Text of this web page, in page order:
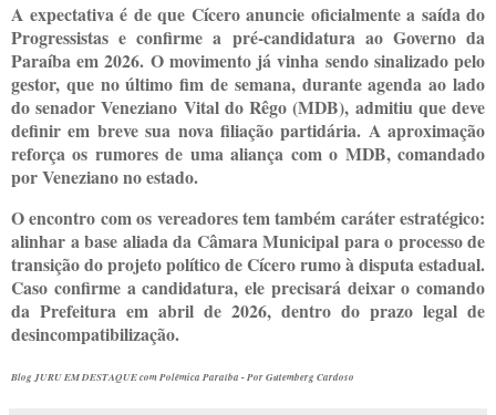
A expectativa é de que Cícero anuncie oficialmente a saída do
Progressistas e confirme a pré-candidatura ao Governo da
Paraíba em 2026. O movimento já vinha sendo sinalizado pelo
gestor, que no último fim de semana, durante agenda ao lado
do senador Veneziano Vital do Rêgo (MDB), admitiu que deve
definir em breve sua nova filiação partidária. A aproximação
reforça os rumores de uma aliança com o MDB, comandado
por Veneziano no estado.
O encontro com os vereadores tem também caráter estratégico:
alinhar a base aliada da Câmara Municipal para o processo de
transição do projeto político de Cícero rumo à disputa estadual.
Caso confirme a candidatura, ele precisará deixar o comando
da Prefeitura em abril de 2026, dentro do prazo legal de
desincompatibilização.
Blog JURU EM DESTAQUE com Polêmica Paraíba - Por Gutemberg Cardoso